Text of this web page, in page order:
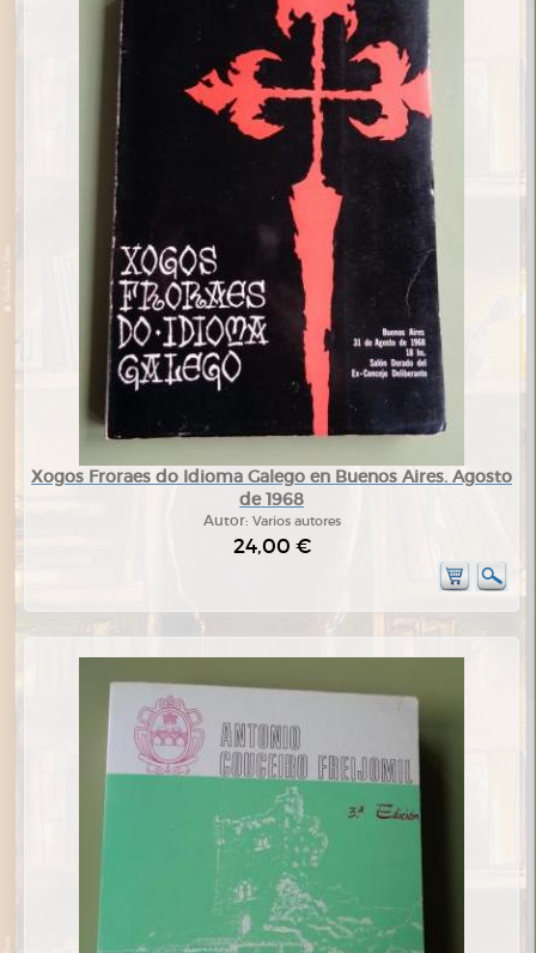
Xogos Froraes do Idioma Galego en Buenos Aires. Agosto
de 1968
Autor: Varios autores
24,00 €